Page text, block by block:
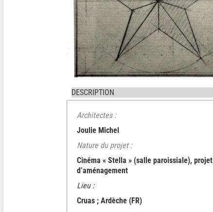
DESCRIPTION
Architectes :
Joulie Michel
Nature du projet :
Cinéma « Stella » (salle paroissiale), projet
d’aménagement
Lieu :
Cruas ; Ardèche (FR)